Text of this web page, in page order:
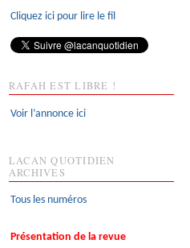
Cliquez ici pour lire le fil
RAFAH EST LIBRE !
Voir l’annonce ici
LACAN QUOTIDIEN
ARCHIVES
Tous les numéros
Présentation de la revue